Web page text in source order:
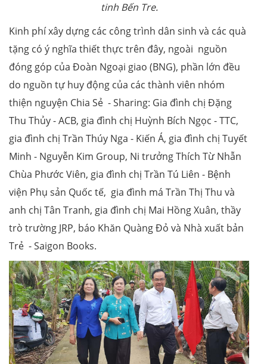
tinh Bến Tre.
Kinh phí xây dựng các công trình dân sinh và các quà
tặng có ý nghĩa thiết thực trên đây, ngoài nguồn
đóng góp của Đoàn Ngoại giao (BNG), phần lớn đều
do nguồn tự huy động của các thành viên nhóm
thiện nguyện Chia Sẻ - Sharing: Gia đình chị Đặng
Thu Thủy - ACB, gia đình chị Huỳnh Bích Ngọc - TTC,
gia đình chị Trần Thúy Nga - Kiến Á, gia đình chị Tuyết
Minh - Nguyễn Kim Group, Ni trưởng Thích Từ Nhẫn
Chùa Phước Viên, gia đình chị Trần Tú Liên - Bệnh
viện Phụ sản Quốc tế, gia đình má Trần Thị Thu và
anh chị Tân Tranh, gia đình chị Mai Hồng Xuân, thầy
trò trường JRP, báo Khăn Quàng Đỏ và Nhà xuất bản
Trẻ - Saigon Books.